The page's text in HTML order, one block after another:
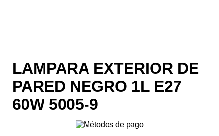
LAMPARA EXTERIOR DE
PARED NEGRO 1L E27
60W 5005-9